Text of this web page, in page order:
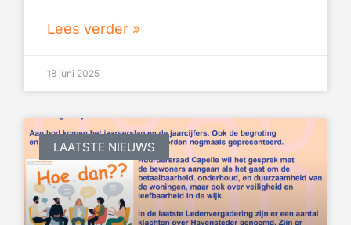
Lees verder »
18 juni 2025
LAATSTE NIEUWS